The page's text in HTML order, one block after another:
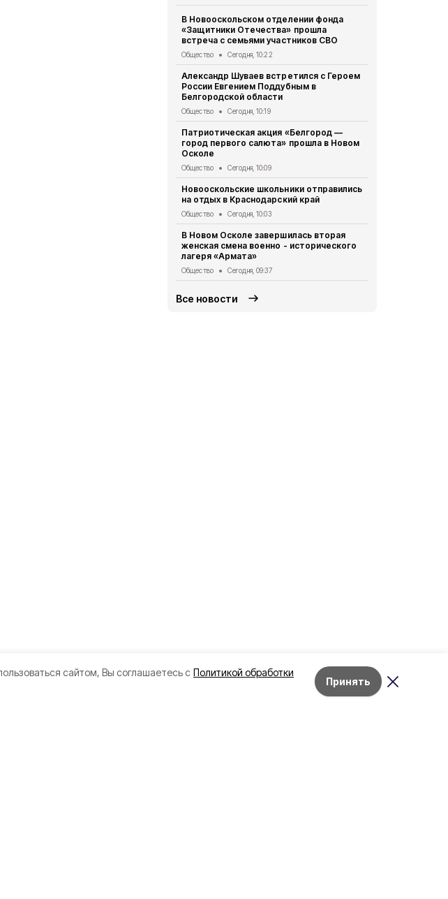
сайтом, Вы соглашаетесь с Политикой обработки
Принять
В Новооскольском отделении фонда
«Защитники Отечества» прошла
встреча с семьями участников СВО
Общество Сегодня, 10:22
Александр Шуваев встретился с Героем
России Евгением Поддубным в
Белгородской области
Общество Сегодня, 10:19
Патриотическая акция «Белгород —
город первого салюта» прошла в Новом
Осколе
Общество Сегодня, 10:09
Новооскольские школьники отправились
на отдых в Краснодарский край
Общество Сегодня, 10:03
В Новом Осколе завершилась вторая
женская смена военно - исторического
лагеря «Армата»
Общество Сегодня, 09:37
Все новости